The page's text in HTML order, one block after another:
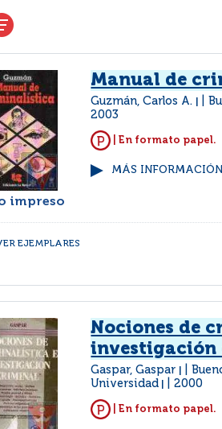
impreso
Manual de
Guzmán, Carlos A.
2003
| En formato papel.
MÁS
EJEMPLARES
Nociones de
Gaspar, Gaspar
Universidad
2000
| En formato papel.